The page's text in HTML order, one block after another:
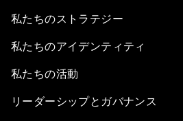
私たちのストラテジー
私たちのアイデンティティ
私たちの活動
リーダーシップとガバナンス